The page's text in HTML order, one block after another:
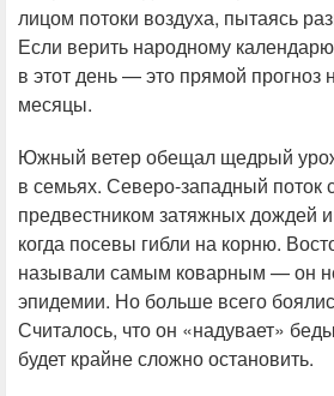
лицом потоки воздуха, пытаясь
Если верить народному
в этот день — это прямой
месяцы.
Южный ветер обещал щедрый
в семьях. Северо-западный поток
предвестником затяжных дождей и
когда посевы гибли на корню.
называли самым коварным — он
эпидемии. Но больше всего
Считалось, что он «надувает»
будет крайне сложно остановить.